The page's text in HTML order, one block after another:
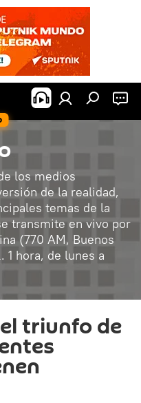
los medios
de la realidad,
temas de la
transmite en vivo por
(770 AM, Buenos
1 hora, de lunes a
triunfo de